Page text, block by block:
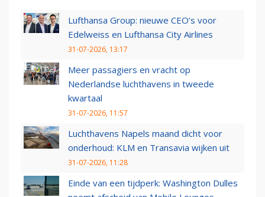
Lufthansa Group: nieuwe CEO’s voor
Edelweiss en Lufthansa City Airlines
31-07-2026, 13:17
Meer passagiers en vracht op
Nederlandse luchthavens in tweede
kwartaal
31-07-2026, 11:57
Luchthavens Napels maand dicht voor
onderhoud: KLM en Transavia wijken uit
31-07-2026, 11:28
Einde van een tijdperk: Washington Dulles